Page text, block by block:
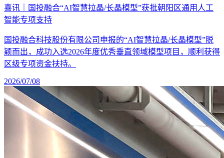
喜讯｜国投融合“AI智慧拉晶/长晶模型”获批朝阳区通用人工
智能专项支持
国投融合科技股份有限公司申报的“AI智慧拉晶/长晶模型”脱
颖而出，成功入选2026年度优秀垂直领域模型项目，顺利获得
区级专项资金扶持。
2026/07/08